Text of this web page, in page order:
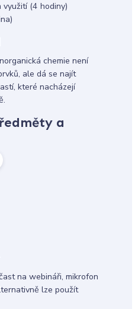
využití (4 hodiny)
chemie není
ale dá se najít
které nacházejí
a
na webináři, mikrofon
lze použít